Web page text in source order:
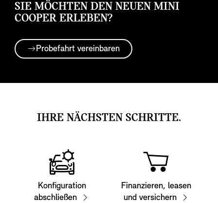
SIE MÖCHTEN DEN NEUEN MINI
COOPER ERLEBEN?
Probefahrt vereinbaren
IHRE NÄCHSTEN SCHRITTE.
Konfiguration
abschließen
Finanzieren, leasen
und versichern